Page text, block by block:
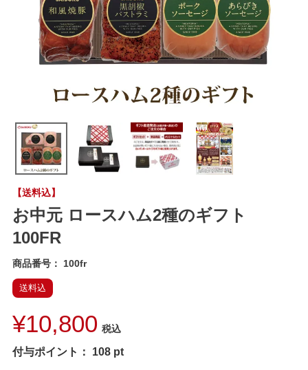
【送料込】
お中元 ロースハム2種のギフト
100FR
商品番号 100fr
送料込
¥10,800 税込
付与ポイント： 108 pt